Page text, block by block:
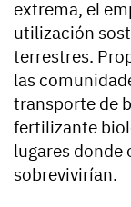
extrema, el
utilización
terrestres.
las
transporte de
fertilizante
lugares donde
sobrevivirían.